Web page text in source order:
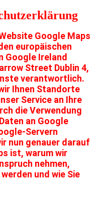
Google Maps
europäischen
Google Ireland
Street Dublin 4,
verantwortlich.
Ihnen Standorte
Service an Ihre
die Verwendung
an Google
Servern
nun genauer darauf
ist, warum wir
nehmen,
und wie Sie